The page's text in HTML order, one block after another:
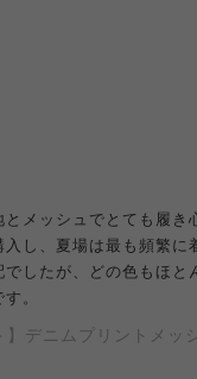
メッシュでとても履き
し、夏場は最も頻繁
したが、どの色もほと
。
】デニムプリントメッ